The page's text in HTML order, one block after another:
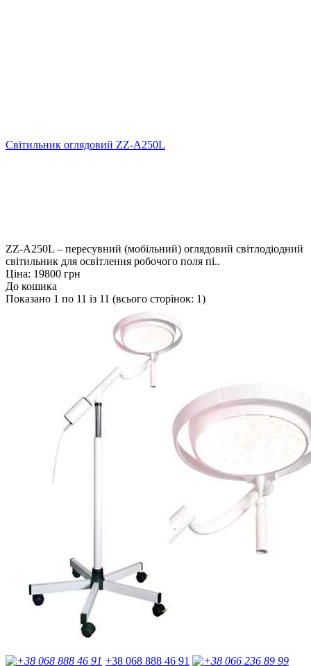
Світильник оглядовий ZZ-А250L
ZZ-А250L – пересувний (мобільний) оглядовий світлодіодний
світильник для освітлення робочого поля пі..
Ціна: 19800 грн
До кошика
Показано 1 по 11 із 11 (всього сторінок: 1)
+38 068 888 46 91